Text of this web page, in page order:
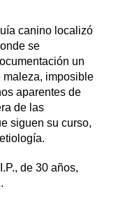
canino localizó
se
un
maleza, imposible
aparentes de
de las
siguen su curso,
de 30 años,